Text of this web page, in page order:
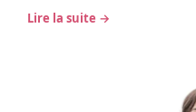
Lire la suite →